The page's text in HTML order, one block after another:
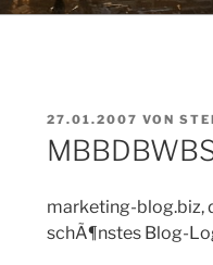
VERÖFFENTLICHT
AM
27.01.2007 VON
marketing-blog.biz,
schÃ¶nstes Blog-